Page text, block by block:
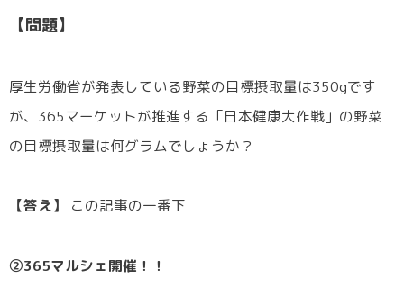
【問題】
厚生労働省が発表している野菜の目標摂取量は350gです
が、365マーケットが推進する「日本健康大作戦」の野菜
の目標摂取量は何グラムでしょうか？
【答え】 この記事の一番下
②365マルシェ開催！！